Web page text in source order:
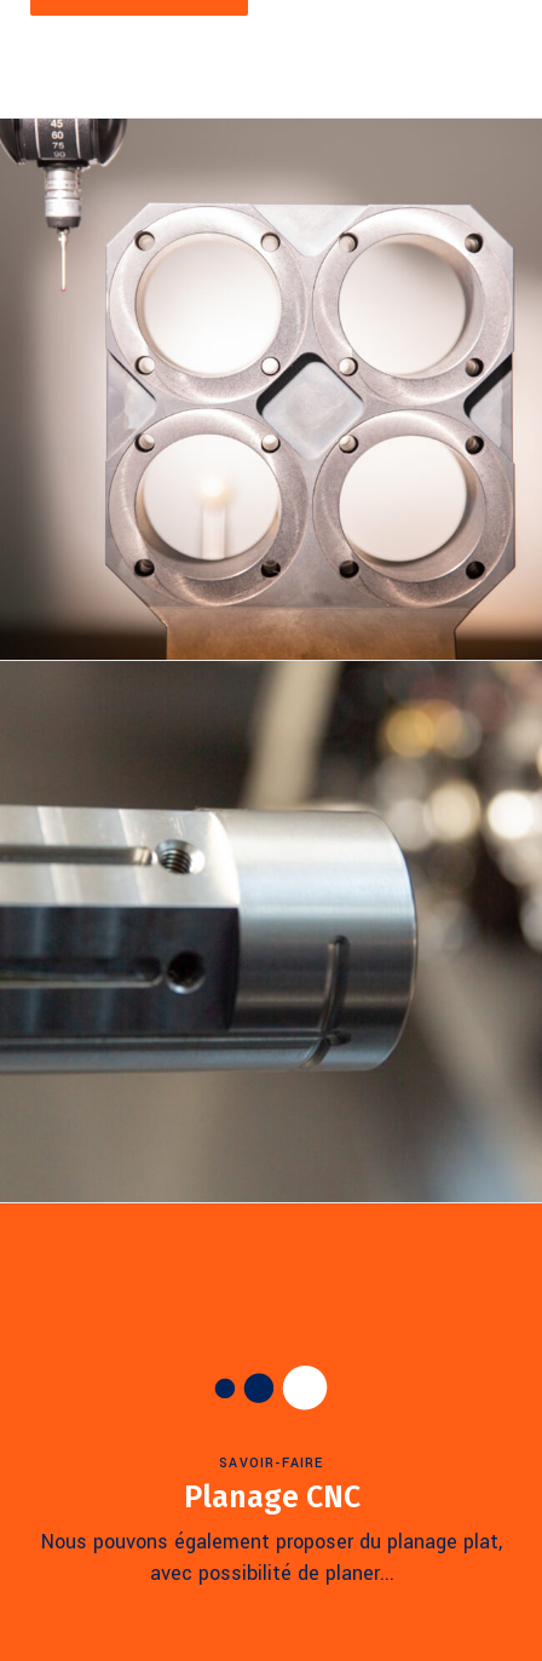
SAVOIR-FAIRE
Planage CNC
Nous pouvons également proposer du planage plat,
avec possibilité de planer...